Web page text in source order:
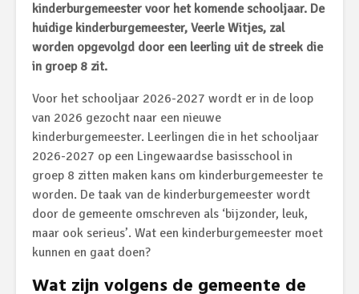
kinderburgemeester voor het komende schooljaar. De
huidige kinderburgemeester, Veerle Witjes, zal
worden opgevolgd door een leerling uit de streek die
in groep 8 zit.
Voor het schooljaar 2026-2027 wordt er in de loop
van 2026 gezocht naar een nieuwe
kinderburgemeester. Leerlingen die in het schooljaar
2026-2027 op een Lingewaardse basisschool in
groep 8 zitten maken kans om kinderburgemeester te
worden. De taak van de kinderburgemeester wordt
door de gemeente omschreven als ‘bijzonder, leuk,
maar ook serieus’. Wat een kinderburgemeester moet
kunnen en gaat doen?
Wat zijn volgens de gemeente de